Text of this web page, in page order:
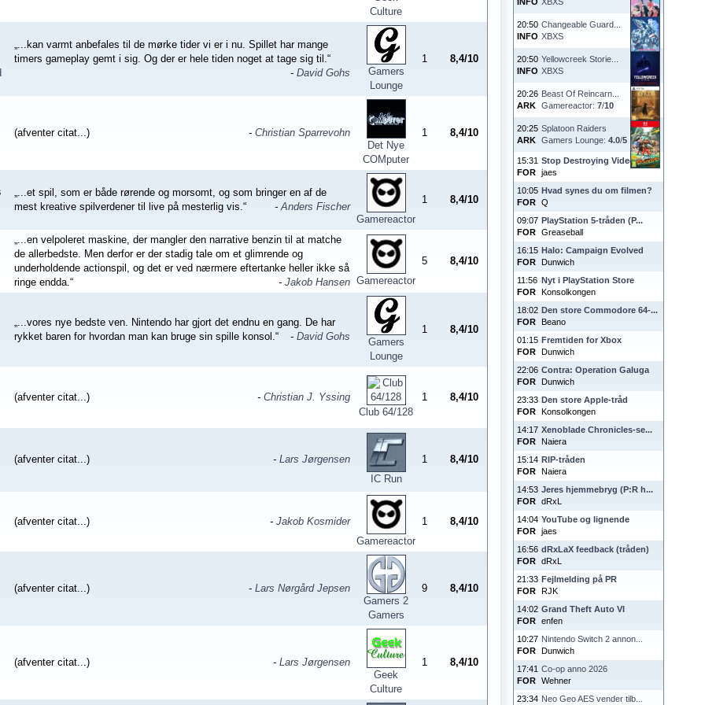
20:50
INFO
Changeable Guard...
XBXS
20:50
INFO
Yellowcreek Storie...
XBXS
20:26
ARK
Beast Of Reincarn...
Gamereactor: 7/10
20:25
ARK
Splatoon Raiders
Gamers Lounge: 4.0/5
15:31
FOR
Stop Destroying Videoga...
jaes
10:05
FOR
Hvad synes du om filmen?
Q
09:07
FOR
PlayStation 5-tråden (P...
Greaseball
16:15
FOR
Halo: Campaign Evolved
Dunwich
11:56
FOR
Nyt i PlayStation Store
Konsolkongen
18:02
FOR
Den store Commodore 64-...
Beano
01:15
FOR
Fremtiden for Xbox
Dunwich
22:06
FOR
Contra: Operation Galuga
Dunwich
23:33
FOR
Den store Apple-tråd
Konsolkongen
14:17
FOR
Xenoblade Chronicles-se...
Naiera
15:14
FOR
RIP-tråden
Naiera
14:53
FOR
Jeres hjemmebryg (P:R h...
dRxL
14:04
FOR
YouTube og lignende
jaes
16:56
FOR
dRxLaX feedback (tråden)
dRxL
21:33
FOR
Fejlmelding på PR
RJK
14:02
FOR
Grand Theft Auto VI
enfen
10:27
FOR
Nintendo Switch 2 annon...
Dunwich
17:41
FOR
Co-op anno 2026
Wehner
23:34 Neo Geo AES vender tilb...
Culture
„...kan varmt anbefales til de mørke tider vi er i nu. Spillet har mange
timers gameplay gemt i sig. Og der er hele tiden noget at tage sig til.“
- David Gohs
Gamers
Lounge
1 8,4/10
(afventer citat...) - Christian Sparrevohn
Det Nye
COMputer
1 8,4/10
„...et spil, som er både rørende og morsomt, og som bringer en af de
mest kreative spilverdener til live på mesterlig vis.“
-Anders Fischer
Gamereactor
1 8,4/10
„...en velpoleret maskine, der mangler den narrative benzin til at matche
de allerbedste. Men derfor er der stadig tale om et glimrende og
underholdende actionspil, og det er ved nærmere eftertanke heller ikke så
ringe endda.“
- Jakob Hansen Gamereactor
5 8,4/10
„...vores nye bedste ven. Nintendo har gjort det endnu en gang. De har
rykket baren for hvordan man kan bruge sin spille konsol.“
- David Gohs
Gamers
Lounge
1 8,4/10
(afventer citat...) - Christian J. Yssing
Club 64/128
1 8,4/10
(afventer citat...) - Lars Jørgensen
IC Run
1 8,4/10
(afventer citat...) - Jakob Kosmider
Gamereactor
1 8,4/10
(afventer citat...) - Lars Nørgård Jepsen
Gamers 2
Gamers
9 8,4/10
(afventer citat...) - Lars Jørgensen
Geek
Culture
1 8,4/10